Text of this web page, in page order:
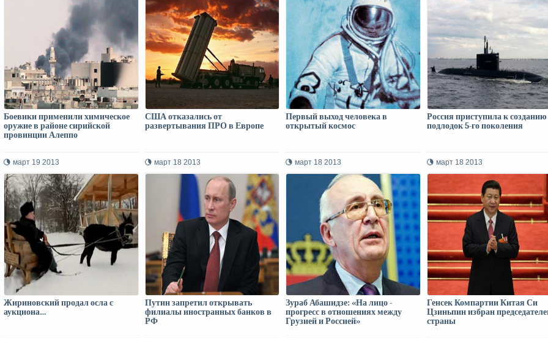
Боевики применили химическое
оружие в районе сирийской
провинции Алеппо
март 19 2013
США отказались от
развертывания ПРО в Европе
март 18 2013
Первый выход человека в
открытый космос
март 18 2013
Россия приступила к созданию
подлодок 5-го поколения
март 18 2013
Жириновский продал осла с
аукциона…
Путин запретил открывать
филиалы иностранных банков в
РФ
Зураб Абашидзе: «На лицо -
прогресс в отношениях между
Грузией и Россией»
Генсек Компартии Китая Си
Цзиньпин избран
страны